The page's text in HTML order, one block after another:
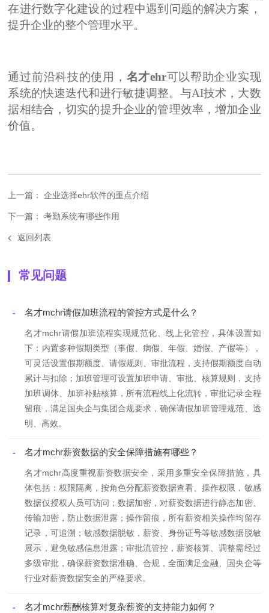
在进行数字化建设的过程中遇到问题的解决方案，
提升企业的整个管理水平。
通过前沿科技的使用， 名才ehr可以帮助企业实现
系统的快速迭代和进行敏捷调整。与AI技术，大数
据相结合，切实的提升企业的管理效率，增加企业
价值。
上一篇： 企业选择ehr软件的重点介绍
下一篇： 考勤系统有哪些作用
返回列表
常见问题
- 名才mchr请假加班流程的管控方式是什么？
名才mchr请假加班流程实现规范化、线上化管控，具体设置如
下：内置多种假期类型（事假、病假、年假、婚假、产假等），
可灵活设置假期额度、请假规则、审批流程，支持假期额度自动
累计与扣除；加班管理可设置加班申请、审批、核算规则，支持
加班调休、加班补贴核算，所有流程线上化流转，审批记录全程
留痕，满足国央企与集团合规要求，确保请假加班管理规范、透
明、高效。
- 名才mchr薪资数据的安全保障措施有哪些？
名才mchr高度重视薪资数据安全，采用多重安全保障措施，具
体包括：权限隔离，按角色分配薪资数据查看、操作权限，敏感
数据仅授权人员可访问；数据加密，对薪资数据进行静态加密、
传输加密，防止数据泄露；操作留痕，所有薪资相关操作均留存
记录，可追溯；敏感数据脱敏，薪资、身份证号等敏感数据脱敏
展示，避免敏感信息泄露；审批流管控，薪资核算、调整需经过
多级审批，确保薪资数据准确、合规，全面满足金融、国央企等
行业对薪资数据安全的严格要求。
- 名才mchr薪酬核算对复杂薪资的支持能力如何？